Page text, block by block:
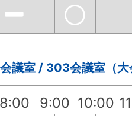
議室 / 303会議室（大
8:00 9:00 10:00